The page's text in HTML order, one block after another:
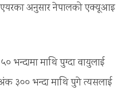
अनुसार नेपालको एक्यूआइ
माथि पुग्दा वायुलाई
३०० भन्दा माथि पुगे त्यसलाई